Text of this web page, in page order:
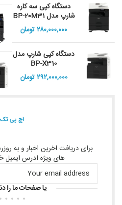
دستگاه کپی سه کاره
شارپ مدل BP-20M31
۲۸۰,۰۰۰,۰۰۰تومان
دستگاه کپی شارپ مدل
BP-X310
۲۹۲,۰۰۰,۰۰۰تومان
اچ پی تک
برای دریافت اخرین اخبار و به
های ویژه ادرس ایمیل
یا صفحات ما را